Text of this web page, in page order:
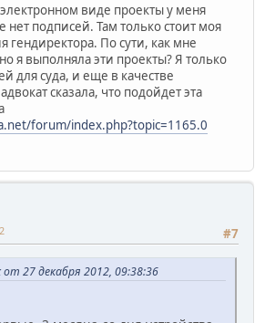
виде проекты у меня
нет подписей. Там только стоит моя
По сути, как мне
я выполняла эти проекты? Я только
для суда, и еще в качестве
сказала, что подойдет эта
forum/index.php?topic=1165.0
#7
27 декабря 2012, 09:38:36